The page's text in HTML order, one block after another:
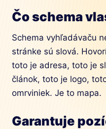
Čo schema
Schema vyhľadávaču
stránke sú slová.
toto je adresa, toto je
článok, toto je logo,
omrviniek. Je to mapa.
Garantuje